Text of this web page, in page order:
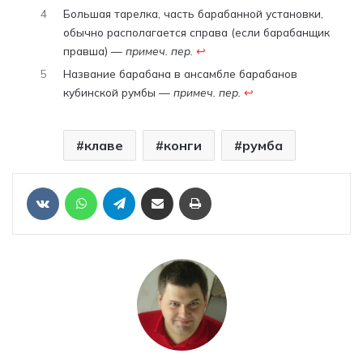
4
Большая тарелка, часть барабанной установки,
обычно располагается справа (если барабанщик
правша)— примеч. пер. ↩︎
5
Название барабана в ансамбле барабанов
кубинской румбы — примеч. пер. ↩︎
клаве конги румба
VKontakte WhatsApp Telegram